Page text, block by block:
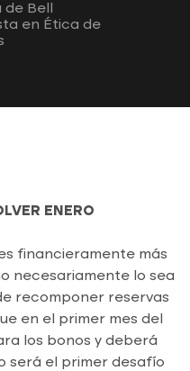
Bell
en Ética de
ENERO
financieramente más
necesariamente lo sea
recomponer reservas
en el primer mes del
los bonos y deberá
será el primer desafío